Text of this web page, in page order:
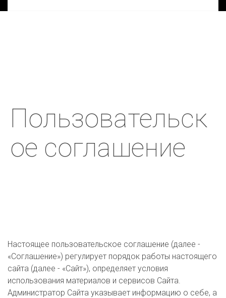
Пользовательск
ое соглашение
Настоящее пользовательское соглашение (далее -
«Соглашение») регулирует порядок работы настоящего
сайта (далее - «Сайт»), определяет условия
использования материалов и сервисов Сайта.
Администратор Сайта указывает информацию о себе, а